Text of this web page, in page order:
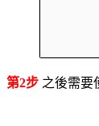
第2步 之後需要